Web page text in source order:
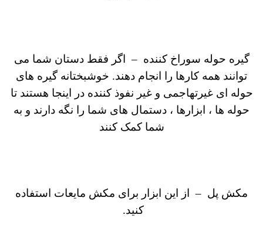
گیره حوله سوراخ کننده – اگر فقط دستان شما می
توانند همه کارها را انجام دهند. خوشبختانه گیره های
حوله ای غیرتهاجمی و غیر نفوذ کننده در اینجا هستند تا
حوله ها ، ابزارها ، دستمال های شما را نگه دارند و به
شما کمک کنند
مکش پل – از این ابزار برای مکش مایعات استفاده
کنید.